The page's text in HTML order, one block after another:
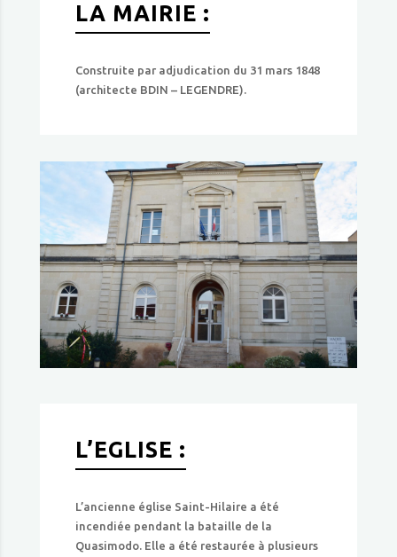
LA MAIRIE :
Construite par adjudication du 31 mars 1848
(architecte BDIN – LEGENDRE).
L’EGLISE :
L’ancienne église Saint-Hilaire a été
incendiée pendant la bataille de la
Quasimodo. Elle a été restaurée à plusieurs